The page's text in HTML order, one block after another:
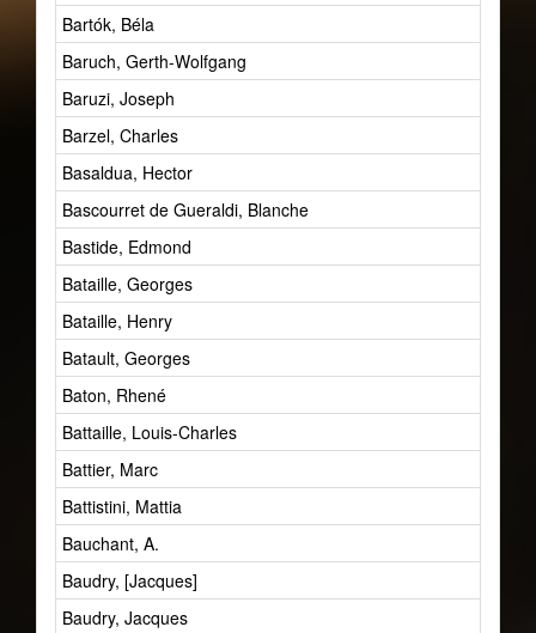
Bartók, Béla
Baruch, Gerth-Wolfgang
Baruzi, Joseph
Barzel, Charles
Basaldua, Hector
Bascourret de Gueraldi, Blanche
Bastide, Edmond
Bataille, Georges
Bataille, Henry
Batault, Georges
Baton, Rhené
Battaille, Louis-Charles
Battier, Marc
Battistini, Mattia
Bauchant, A.
Baudry, [Jacques]
Baudry, Jacques